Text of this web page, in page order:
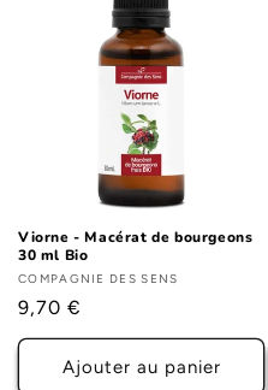
Viorne - Macérat de bourgeons
30 ml Bio
Fournisseur :
COMPAGNIE DES SENS
Prix
habituel
9,70 €
Ajouter au panier